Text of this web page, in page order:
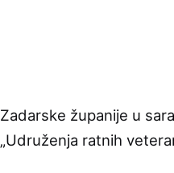
županije u
ratnih